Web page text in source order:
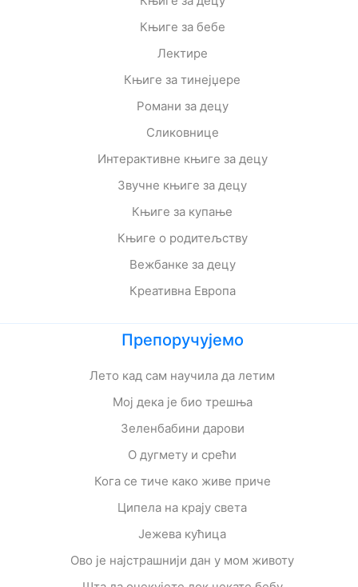
Књиге за бебе
Лектире
Књиге за тинејџере
Романи за децу
Сликовнице
Интерактивне књиге за децу
Звучне књиге за децу
Књиге за купање
Књиге о родитељству
Вежбанке за децу
Креативна Европа
Препоручујемо
Лето кад сам научила да летим
Мој дека је био трешња
Зеленбабини дарови
О дугмету и срећи
Кога се тиче како живе приче
Ципела на крају света
Јежева кућица
Ово је најстрашнији дан у мом животу